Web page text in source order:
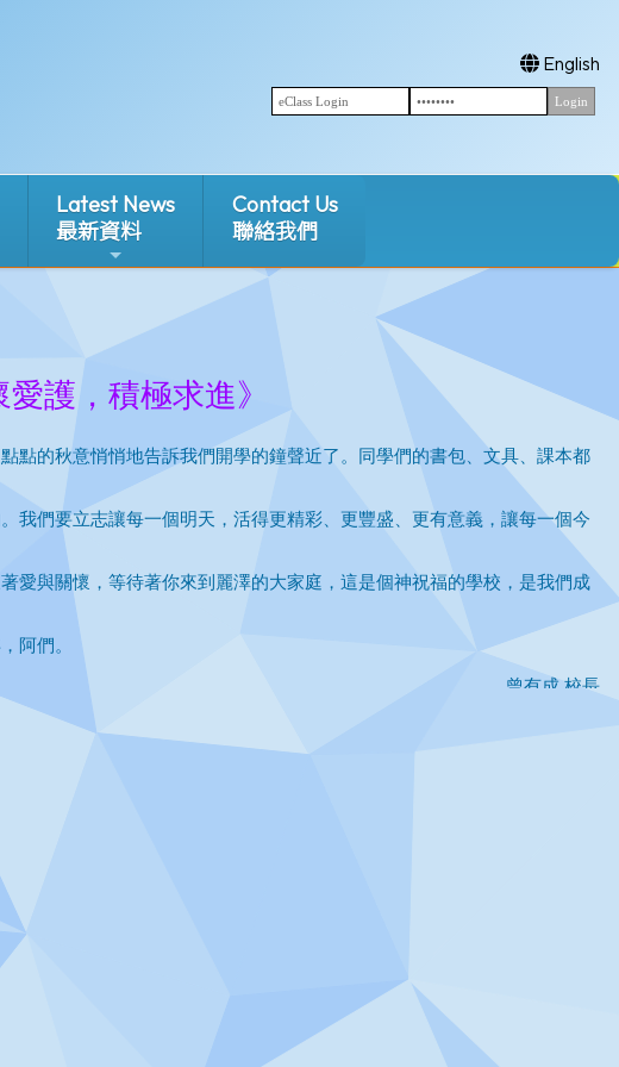
English
Latest News
最新資料
Contact Us
聯絡我們